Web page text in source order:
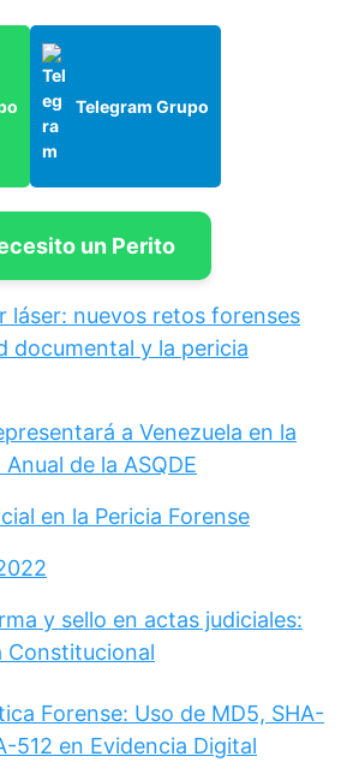
Telegram Grupo
un Perito
láser: nuevos retos forenses
documental y la pericia
a Venezuela en la
de la ASQDE
en la Pericia Forense
y sello en actas judiciales:
Constitucional
Forense: Uso de MD5, SHA-
512 en Evidencia Digital